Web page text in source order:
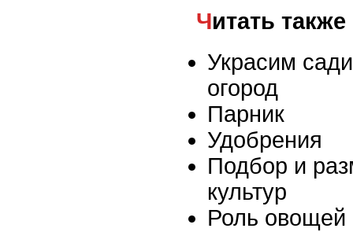
Читать также
Украсим
огород
Парник
Удобрения
Подбор и
культур
Роль овощей